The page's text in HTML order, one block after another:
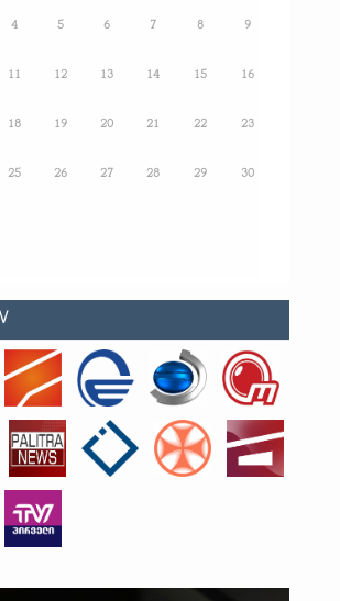
4 5 6 7 8 9
11 12 13 14 15 16
18 19 20 21 22 23
25 26 27 28 29 30